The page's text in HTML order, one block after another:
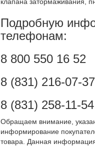
Подробную
телефонам:
8 800 550 16 52
8 (831) 216-07-37
8 (831) 258-11-54
Обращаем внимание,
информирование
товара. Данная